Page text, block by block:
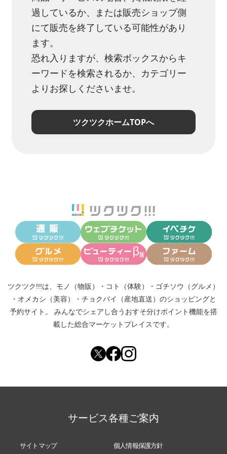
過しているか、または販売ショップ側
にて販売を終了している可能性があり
ます。
恐れ入りますが、検索ボックスからキ
ーワードを検索されるか、カテゴリー
よりお探しくださいませ。
ツクツクホームTOPへ
ツクツク!!!は、 モノ（物販） ・ コト（体験） ・ ゴチソウ（グルメ）
・ オメカシ（美容） ・ チョクバイ（産地直送） のショッピングと
予約サイト。
みんなでシェアし合う おすそ分けポイント機能を搭
載した総合マーケットプレイスです。
サービス各種ご案内
サイトマップ 個人情報保護方針